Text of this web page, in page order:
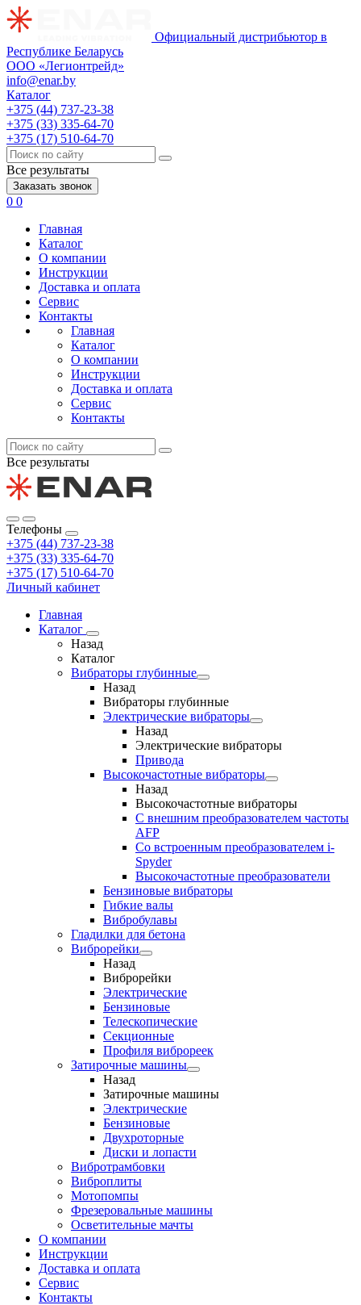
Официальный дистрибьютор в
Республике Беларусь
ООО «Легионтрейд»
info@enar.by
Каталог
+375 (44) 737-23-38
+375 (33) 335-64-70
+375 (17) 510-64-70
Все результаты
Заказать звонок
0 0
Главная
Каталог
О компании
Инструкции
Доставка и оплата
Сервис
Контакты
Главная
Каталог
О компании
Инструкции
Доставка и оплата
Сервис
Контакты
Все результаты
Телефоны
+375 (44) 737-23-38
+375 (33) 335-64-70
+375 (17) 510-64-70
Личный кабинет
Главная
Каталог
Назад
Каталог
Вибраторы глубинные
Назад
Вибраторы глубинные
Электрические вибраторы
Назад
Электрические вибраторы
Привода
Высокочастотные вибраторы
Назад
Высокочастотные вибраторы
С внешним преобразователем частоты
AFP
Cо встроенным преобразователем i-
Spyder
Высокочастотные преобразователи
Бензиновые вибраторы
Гибкие валы
Вибробулавы
Гладилки для бетона
Виброрейки
Назад
Виброрейки
Электрические
Бензиновые
Телескопические
Секционные
Профиля виброреек
Затирочные машины
Назад
Затирочные машины
Электрические
Бензиновые
Двухроторные
Диски и лопасти
Вибротрамбовки
Виброплиты
Мотопомпы
Фрезеровальные машины
Осветительные мачты
О компании
Инструкции
Доставка и оплата
Сервис
Контакты